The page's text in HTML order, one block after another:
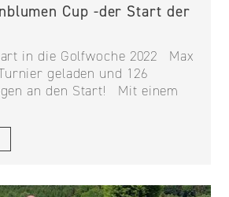
Cup -der Start der
in die Golfwoche 2022 Max
geladen und 126
an den Start! Mit einem